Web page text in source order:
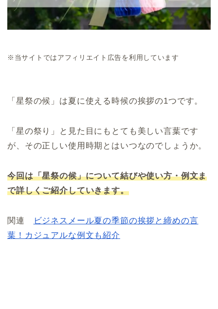
※当サイトではアフィリエイト広告を利用しています
「星祭の候」は夏に使える時候の挨拶の1つです。
「星の祭り」と見た目にもとても美しい言葉です
が、その正しい使用時期とはいつなのでしょうか。
今回は「星祭の候」について結びや使い方・例文ま
で詳しくご紹介していきます。
関連
ビジネスメール夏の季節の挨拶と締めの言
葉！カジュアルな例文も紹介